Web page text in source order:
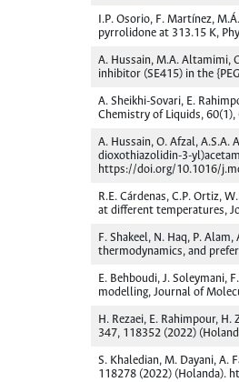
I.P. Osorio, F. Martínez,
pyrrolidone at 313.15 K,
A. Hussain, M.A. Altamimi,
inhibitor (SE415) in the
A. Sheikhi-Sovari, E.
Chemistry of Liquids,
A. Hussain, O. Afzal,
dioxothiazolidin-3-
https://doi.org/10.1016/
R.E. Cárdenas, C.P. Ortiz,
at different temperatures,
F. Shakeel, N. Haq, P.
thermodynamics, and
E. Behboudi, J. Soleymani,
modelling, Journal of
H. Rezaei, E. Rahimpour,
347, 118352 (2022)
S. Khaledian, M. Dayani, A.
118278 (2022) (Holanda).